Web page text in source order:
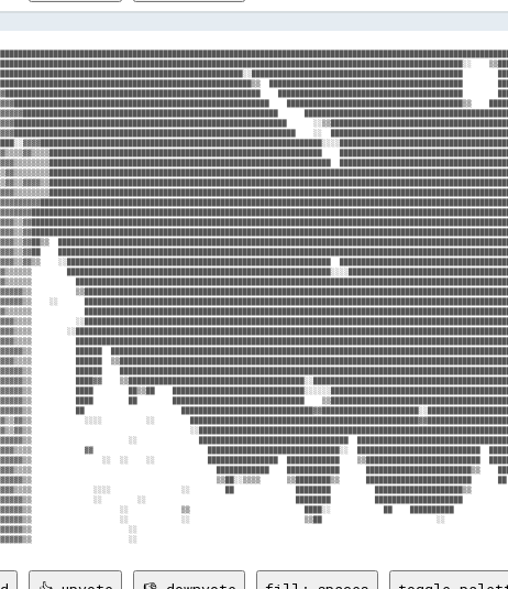
████████████████████████████████████████████
██████████████████████████████████████████
████████████████████████████████████████▒▒
░░
░░████████████████████████████████████████████████████████████
░░
██████
██████
██████
████▓▓
████        ██▒▒██
████        ██        ██████████████████████████████
██
░░░░          ░░
░░              ██████████████████████████████████
▓▓                          ██████████████████████████████░░  ████████████████████████████
░░  ░░    ░░            ████████████████  ████████████    ▒▒██████████████████████████
████████████    ████████████      ████████████████████████▒▒
▒▒██░░▒▒▒▒      ▒▒████████▒▒      ████████████████████████
░░░░                ░░        ██              ████████
░░        ░░                                  ████████
░░            ▒▒                          ████░░            ██
░░            ░░                          ▒▒██
▓▓▓▓▓▓▓▓▓▓▓▓▓▓▓▓▓▓▒▒